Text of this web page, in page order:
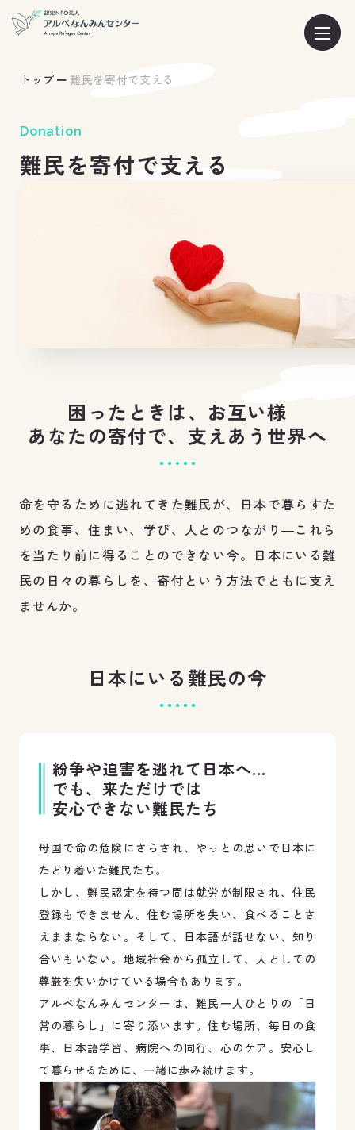
トップ 難民を寄付で支える
Donation
難民を寄付で支える
困ったときは、お互い様
あなたの寄付で、支えあう世界へ
命を守るために逃れてきた難民が、日本で暮らすた
めの食事、住まい、学び、人とのつながり―これら
を当たり前に得ることのできない今。日本にいる難
民の日々の暮らしを、寄付という方法でともに支え
ませんか。
日本にいる難民の今
紛争や迫害を逃れて日本へ…
でも、来ただけでは
安心できない難民たち
母国で命の危険にさらされ、やっとの思いで日本に
たどり着いた難民たち。
しかし、難民認定を待つ間は就労が制限され、住民
登録もできません。住む場所を失い、食べることさ
えままならない。そして、日本語が話せない、知り
合いもいない。地域社会から孤立して、人としての
尊厳を失いかけている場合もあります。
アルペなんみんセンターは、難民一人ひとりの「日
常の暮らし」に寄り添います。住む場所、毎日の食
事、日本語学習、病院への同行、心のケア。安心し
て暮らせるために、一緒に歩み続けます。